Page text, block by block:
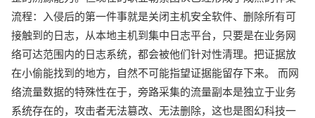
流程：入侵后的第一件事就是关闭主机安全软件、删除所有可
接触到的日志，从本地主机到集中日志平台，只要是在业务网
络可达范围内的日志系统，都会被他们针对性清理。把证据放
在小偷能找到的地方，自然不可能指望证据能留存下来。 而网
络流量数据的特殊性在于，旁路采集的流量副本是独立于业务
系统存在的，攻击者无法篡改、无法删除，这也是图幻科技一